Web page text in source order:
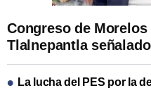
Congreso de
Tlalnepantla
La lucha del PES por la